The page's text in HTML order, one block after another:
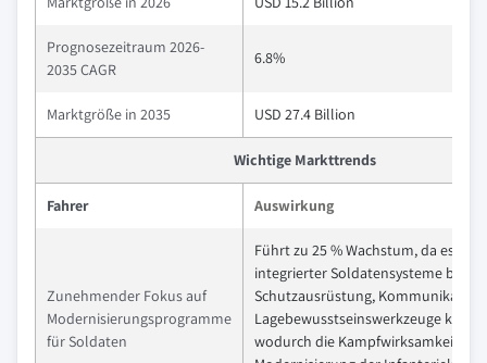
Prognosezeitraum 2026-
2035 CAGR
6.8%
Marktgröße in 2035 USD 27.4 Billion
Wichtige Markttrends
Fahrer Auswirkung
Zunehmender Fokus auf
Modernisierungsprogramme
für Soldaten
Führt zu 25 % Wachstum, da es die
integrierter Soldatensysteme
Schutzausrüstung,
Lagebewusstseinswerkzeuge
wodurch die Kampfwirksamkeit